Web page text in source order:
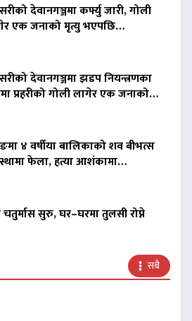
देवानगञ्जमा कर्फ्यु जारी, गोली
एक जनाको मृत्यु भएपछि…
देवानगञ्जमा झडप नियन्त्रणका
प्रहरीको गोली लागेर एक जनाको…
४ वर्षीया बालिकाको शव बीभत्स
फेला, हत्या आशंकामा…
सुरु, घर–घरमा तुलसी रोप्ने
सबै